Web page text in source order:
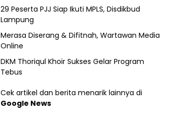
29 Peserta PJJ Siap Ikuti MPLS, Disdikbud
Lampung
Merasa Diserang & Difitnah, Wartawan Media
Online
DKM Thoriqul Khoir Sukses Gelar Program
Tebus
Cek artikel dan berita menarik lainnya di
Google News